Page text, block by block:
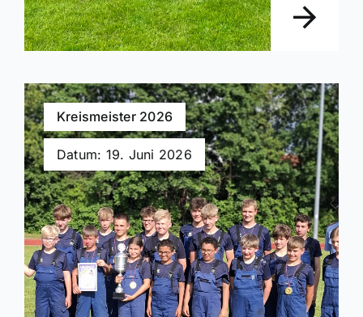
Kreismeister 2026
Datum: 19. Juni 2026